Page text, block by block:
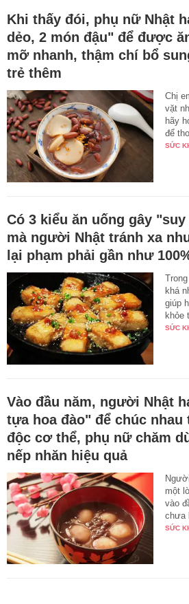
Khi thấy đói, phụ nữ Nhật
dẻo, 2 món đậu" để được
mỡ nhanh, thậm chí bổ
trẻ thêm
Chị
vặt
hãy
để
SỨC
Có 3 kiểu ăn uống gây
mà người Nhật tránh xa
lại phạm phải gần như
khá
giúp
khỏe
SỨC
Vào đầu năm, người Nhật
tựa hoa đào" để chúc
độc cơ thể, phụ nữ chăm
nếp nhăn hiệu quả
một
vào
chưa
SỨC